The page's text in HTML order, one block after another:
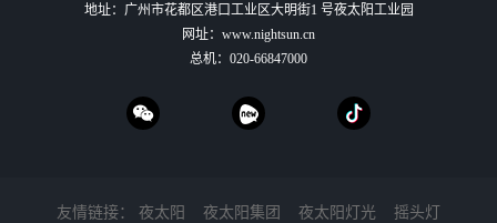
地址：广州市花都区港口工业区大明街1 号夜太阳工业园
网址： www.nightsun.cn
总机： 020-66847000
友情链接： 夜太阳 夜太阳集团 夜太阳灯光 摇头灯